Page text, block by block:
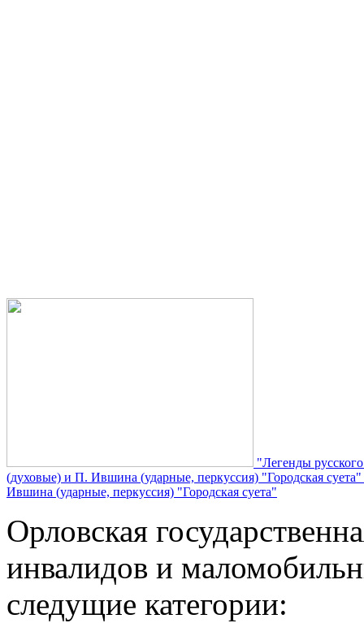
"Легенды
(духовые) и П. Ившина (ударные, перкуссия) "Городская суета"
Ившина (ударные, перкуссия) "Городская суета"
Орловская
инвалидов и
следущие категории: